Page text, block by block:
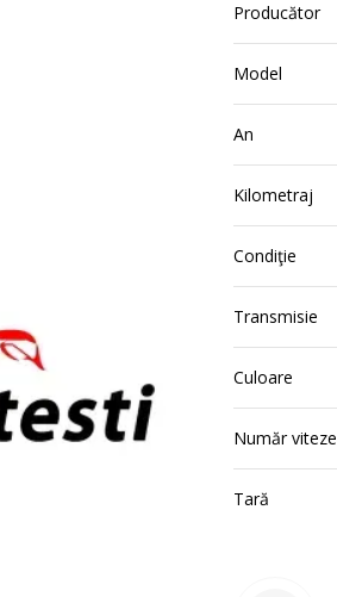
Producător
Model
An
Kilometraj
Condiţie
Transmisie
Culoare
Număr viteze
Tară